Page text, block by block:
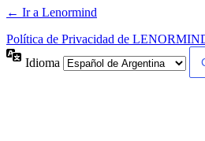
← Ir a Lenormind
Política de Privacidad de
Idioma